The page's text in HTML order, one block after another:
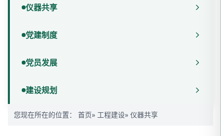
仪器共享
党建制度
党员发展
建设规划
您现在所在的位置： 首页» 工程建设» 仪器共享